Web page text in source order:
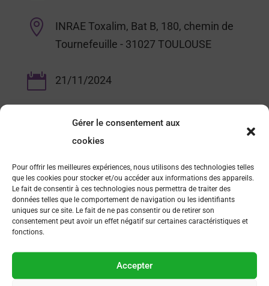
Gérer le consentement aux
cookies
Pour offrir les meilleures expériences, nous utilisons des technologies telles
que les cookies pour stocker et/ou accéder aux informations des appareils.
Le fait de consentir à ces technologies nous permettra de traiter des
données telles que le comportement de navigation ou les identifiants
uniques sur ce site. Le fait de ne pas consentir ou de retirer son
consentement peut avoir un effet négatif sur certaines caractéristiques et
fonctions.
Accepter

INRAE Toxalim, Bat B, 180, chemin de
Tournefeuille - 31027 TOULOUSE
 21/11/2024
FAQ
Comment devenir membre ?